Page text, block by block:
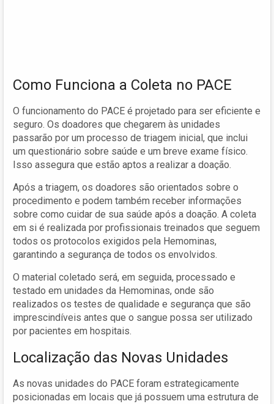
Como Funciona a Coleta no PACE
O funcionamento do PACE é projetado para ser eficiente e
seguro. Os doadores que chegarem às unidades
passarão por um processo de triagem inicial, que inclui
um questionário sobre saúde e um breve exame físico.
Isso assegura que estão aptos a realizar a doação.
Após a triagem, os doadores são orientados sobre o
procedimento e podem também receber informações
sobre como cuidar de sua saúde após a doação. A coleta
em si é realizada por profissionais treinados que seguem
todos os protocolos exigidos pela Hemominas,
garantindo a segurança de todos os envolvidos.
O material coletado será, em seguida, processado e
testado em unidades da Hemominas, onde são
realizados os testes de qualidade e segurança que são
imprescindíveis antes que o sangue possa ser utilizado
por pacientes em hospitais.
Localização das Novas Unidades
As novas unidades do PACE foram estrategicamente
posicionadas em locais que já possuem uma estrutura de